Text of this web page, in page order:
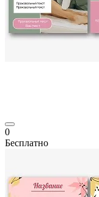
0
Бесплатно